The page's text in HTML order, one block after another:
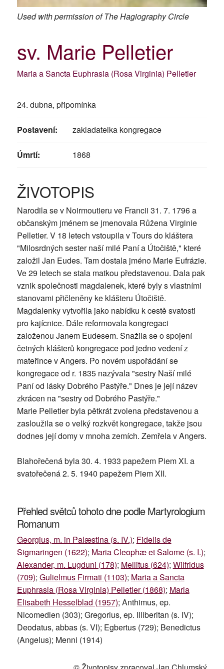
Used with permission of The Hagiography Circle
sv. Marie Pelletier
Maria a Sancta Euphrasia (Rosa Virginia) Pelletier
24. dubna, připomínka
Postavení: zakladatelka kongregace
Úmrtí: 1868
ŽIVOTOPIS
Narodila se v Noirmoutieru ve Francii 31. 7. 1796 a
občanským jménem se jmenovala Růžena Virginie
Pelletier. V 18 letech vstoupila v Tours do kláštera
"Milosrdných sester naší milé Paní a Útočiště," které
založil Jan Eudes. Tam dostala jméno Marie Eufrázie.
Ve 29 letech se stala matkou představenou. Dala pak
vznik společnosti magdalenek, které byly s vlastními
stanovami přičleněny ke klášteru Útočiště.
Magdalenky vytvořila jako nabídku k cestě svatosti
pro kajícnice. Dále reformovala kongregaci
založenou Janem Eudesem. Snažila se o spojení
četných klášterů kongregace pod jedno vedení z
mateřince v Angers. Po novém uspořádání se
kongregace od r. 1835 nazývala "sestry Naší milé
Paní od lásky Dobrého Pastýře." Dnes je její název
zkrácen na "sestry od Dobrého Pastýře."
Marie Pelletier byla pětkrát zvolena představenou a
zasloužila se o velký rozkvět kongregace, takže jsou
dodnes její domy v mnoha zemích. Zemřela v Angers.
Blahořečená byla 30. 4. 1933 papežem Piem XI. a
svatořečená 2. 5. 1940 papežem Piem XII.
Přehled světců tohoto dne podle Martyrologium
Romanum
Georgius, m. in Palæstina (s. IV.); Fidelis de
Sigmaringen (1622); Maria Cleophæ et Salome (s. I.);
Alexander, m. Lugduni (178); Mellitus (624); Wilfridus
(709); Gulielmus Firmati (1103); Maria a Sancta
Euphrasia (Rosa Virginia) Pelletier (1868); Maria
Elisabeth Hesselblad (1957); Anthimus, ep.
Nicomedien (303); Gregorius, ep. Illiberitan (s. IV);
Deodatus, abbas (s. VI); Egbertus (729); Benedictus
(Angelus); Menni (1914)